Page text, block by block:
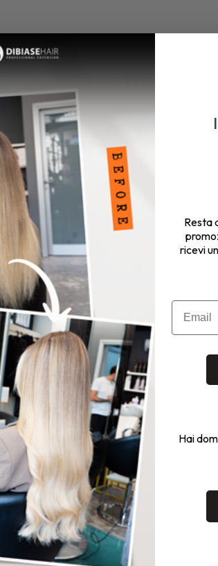
HAIR CARE
RISPARMIA 20%
MASCHERA
€18,00
€14,40
STRUMENTI
Resta
ricevi
Email
Hai